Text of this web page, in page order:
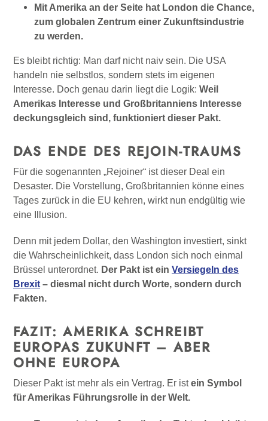
Mit Amerika an der Seite hat London die Chance,
zum globalen Zentrum einer Zukunftsindustrie
zu werden.
Es bleibt richtig: Man darf nicht naiv sein. Die USA
handeln nie selbstlos, sondern stets im eigenen
Interesse. Doch genau darin liegt die Logik: Weil
Amerikas Interesse und Großbritanniens Interesse
deckungsgleich sind, funktioniert dieser Pakt.
DAS ENDE DES REJOIN-TRAUMS
Für die sogenannten „Rejoiner“ ist dieser Deal ein
Desaster. Die Vorstellung, Großbritannien könne eines
Tages zurück in die EU kehren, wirkt nun endgültig wie
eine Illusion.
Denn mit jedem Dollar, den Washington investiert, sinkt
die Wahrscheinlichkeit, dass London sich noch einmal
Brüssel unterordnet. Der Pakt ist ein Versiegeln des
Brexit – diesmal nicht durch Worte, sondern durch
Fakten.
FAZIT: AMERIKA SCHREIBT
EUROPAS ZUKUNFT – ABER
OHNE EUROPA
Dieser Pakt ist mehr als ein Vertrag. Er istein Symbol
für Amerikas Führungsrolle in der Welt.